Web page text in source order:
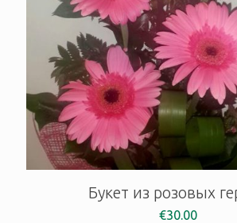
Букет из розовых
€30.00